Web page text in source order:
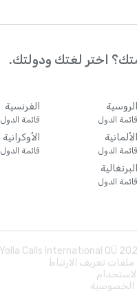
اختر لغتك ودولتك.
الروسية
قائمة الدول
الفرنسية
قائمة الدول
الألمانية
قائمة الدول
الأوكرانية
قائمة الدول
البرتغالية
قائمة الدول
تعريف الارتباط
الخصوصية